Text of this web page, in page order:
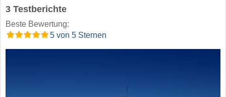
3 Testberichte
Beste Bewertung:
5 von 5 Sternen